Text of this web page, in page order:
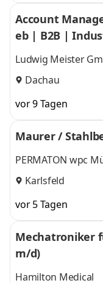
Account
eb | B2B |
Ludwig Meister
Dachau
vor 9 Tagen
Maurer /
PERMATON wpc
Karlsfeld
vor 5 Tagen
Mechatroniker
m/d)
Hamilton Medical